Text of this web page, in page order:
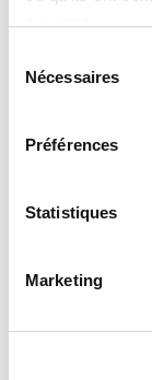
Nécessaires
Préférences
Statistiques
Marketing
Carrier -